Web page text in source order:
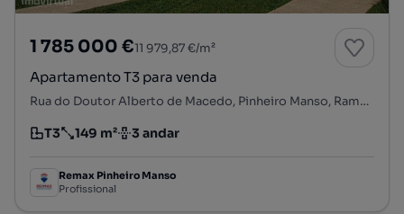
1 785 000 €11 979,87 €/m²
Apartamento T3 para venda
Rua do Doutor Alberto de Macedo, Pinheiro Manso, Ramalde, Porto, Porto
Tipologia
T3
Preço por metro quadrado
149 m²
Andar 3 andar
Remax Pinheiro Manso
Profissional